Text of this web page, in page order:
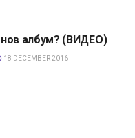
албум? (ВИДЕО)
18 DECEMBER 2016